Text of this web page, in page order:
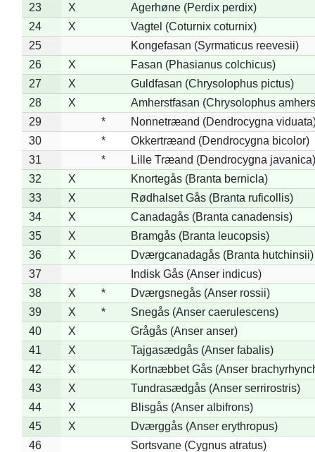
23
X
Agerhøne (Perdix perdix)
24
X
Vagtel (Coturnix coturnix)
25
Kongefasan (Syrmaticus reevesii)
26
X
Fasan (Phasianus colchicus)
27
X
Guldfasan (Chrysolophus pictus)
28
X
Amherstfasan (Chrysolophus
29
*
Nonnetræand (Dendrocygna
30
*
Okkertræand (Dendrocygna bicolor)
31
*
Lille Træand (Dendrocygna javanica)
32
X
Knortegås (Branta bernicla)
33
X
Rødhalset Gås (Branta ruficollis)
34
X
Canadagås (Branta canadensis)
35
X
Bramgås (Branta leucopsis)
36
X
Dværgcanadagås (Branta hutchinsii)
37
Indisk Gås (Anser indicus)
38
X *
Dværgsnegås (Anser rossii)
39
X *
Snegås (Anser caerulescens)
40
X
Grågås (Anser anser)
41
X
Tajgasædgås (Anser fabalis)
42
X
Kortnæbbet Gås (Anser
43
X
Tundrasædgås (Anser serrirostris)
44
X
Blisgås (Anser albifrons)
45
X
Dværggås (Anser erythropus)
46
Sortsvane (Cygnus atratus)